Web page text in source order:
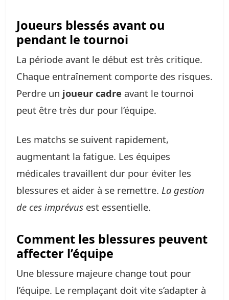
Joueurs blessés avant ou
pendant le tournoi
La période avant le début est très critique.
Chaque entraînement comporte des risques.
Perdre un joueur cadre avant le tournoi
peut être très dur pour l’équipe.
Les matchs se suivent rapidement,
augmentant la fatigue. Les équipes
médicales travaillent dur pour éviter les
blessures et aider à se remettre. La gestion
de ces imprévus est essentielle.
Comment les blessures peuvent
affecter l’équipe
Une blessure majeure change tout pour
l’équipe. Le remplaçant doit vite s’adapter à